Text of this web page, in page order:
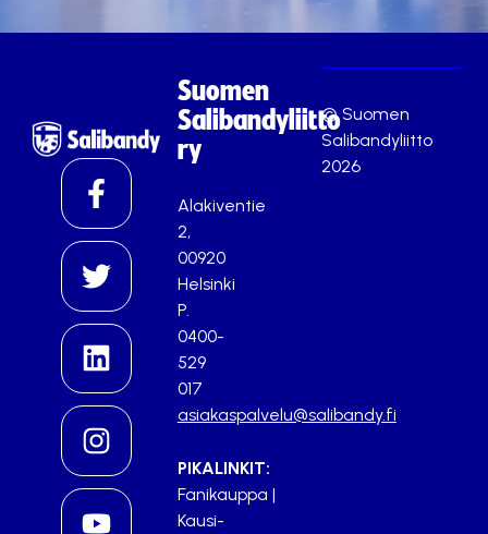
Suomen
Salibandyliitto
ry
Alakiventie
2,
00920
Helsinki
P.
0400-
529
017
asiakaspalvelu@salibandy.fi
PIKALINKIT:
Fanikauppa |
Kausi-
© Suomen
Salibandyliitto
2026